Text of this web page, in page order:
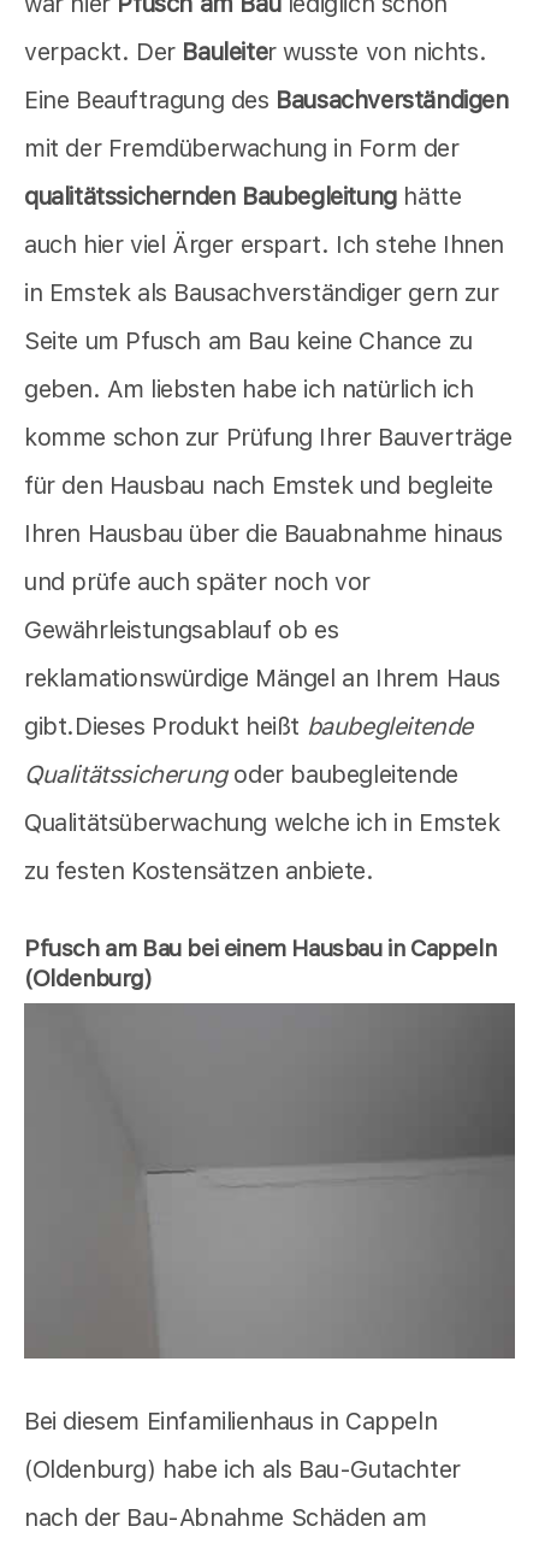
verpackt. Der Bauleiter wusste von nichts.
Eine Beauftragung des Bausachverständigen
mit der Fremdüberwachung in Form der
qualitätssichernden Baubegleitunghätte
auch hier viel Ärger erspart. Ich stehe Ihnen
in Emstek als Bausachverständiger gern zur
Seite um Pfusch am Bau keine Chance zu
geben. Am liebsten habe ich natürlich ich
komme schon zur Prüfung Ihrer Bauverträge
für den Hausbau nach Emstek und begleite
Ihren Hausbau über die Bauabnahme hinaus
und prüfe auch später noch vor
Gewährleistungsablauf ob es
reklamationswürdige Mängel an Ihrem Haus
gibt.Dieses Produkt heißt baubegleitende
Qualitätssicherung oder baubegleitende
Qualitätsüberwachung welche ich in Emstek
zu festen Kostensätzen anbiete.
Pfusch am Bau bei einem Hausbau in Cappeln
(Oldenburg)
Bei diesem Einfamilienhaus in Cappeln
(Oldenburg) habe ich als Bau-Gutachter
nach der Bau-Abnahme Schäden am